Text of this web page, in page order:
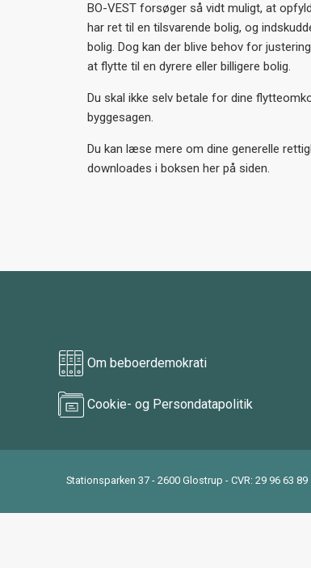
BO-VEST forsøger så vidt muligt, at
har ret til en tilsvarende bolig, og
bolig. Dog kan der blive behov for
at flytte til en dyrere eller billigere bolig.
Du skal ikke selv betale for dine
byggesagen.
Du kan læse mere om dine generelle
downloades i boksen her på siden.
Om beboerdemokrati
Cookie- og Persondatapolitik
Stationsparken 37 - 2600 Glostrup - CVR: 29 96 63 89